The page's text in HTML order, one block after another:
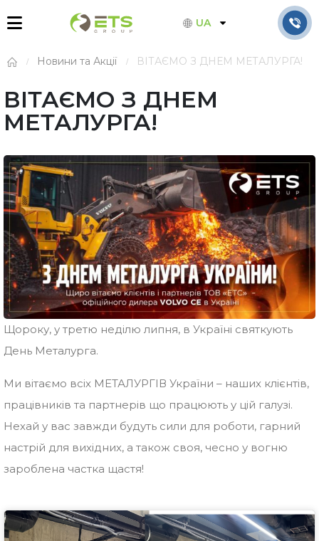
UA
Новини та Акції ВІТАЄМО З ДНЕМ МЕТАЛУРГА!
ВІТАЄМО З ДНЕМ
МЕТАЛУРГА!
Щороку, у третю неділю липня, в Україні святкують
День Металурга.
Ми вітаємо всіх МЕТАЛУРГІВ України – наших клієнтів,
працівників та партнерів що працюють у цій галузі.
Нехай у вас завжди будуть сили для роботи, гарний
настрій для вихідних, а також своя, чесно у вогню
зароблена частка щастя!